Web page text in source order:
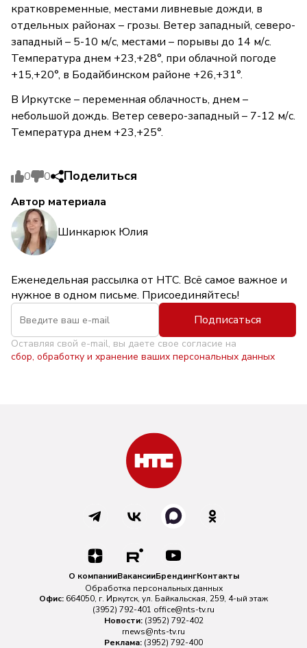
кратковременные, местами ливневые дожди, в
отдельных районах – грозы. Ветер западный, северо-
западный – 5-10 м/с, местами – порывы до 14 м/с.
Температура днем +23,+28°, при облачной погоде
+15,+20°, в Бодайбинском районе +26,+31°.
В Иркутске – переменная облачность, днем –
небольшой дождь. Ветер северо-западный – 7-12 м/с.
Температура днем +23,+25°.
0 0 Поделиться
Автор материала
Шинкарюк Юлия
Еженедельная рассылка от НТС. Всё самое важное и
нужное в одном письме. Присоединяйтесь!
Подписаться
Оставляя свой e-mail, вы даете свое согласие на
сбор, обработку и хранение ваших персональных данных
О компанииВакансииБрендингКонтакты
Обработка персональных данных
Офис: 664050, г. Иркутск, ул. Байкальская, 259, 4-ый этаж
(3952) 792-401 office@nts-tv.ru
Новости: (3952) 792-402
rnews@nts-tv.ru
Реклама: (3952) 792-400